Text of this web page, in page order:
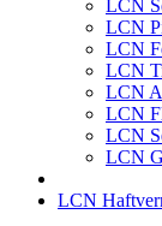
LCN
LCN
LCN
LCN
LCN
LCN
LCN
LCN
LCN